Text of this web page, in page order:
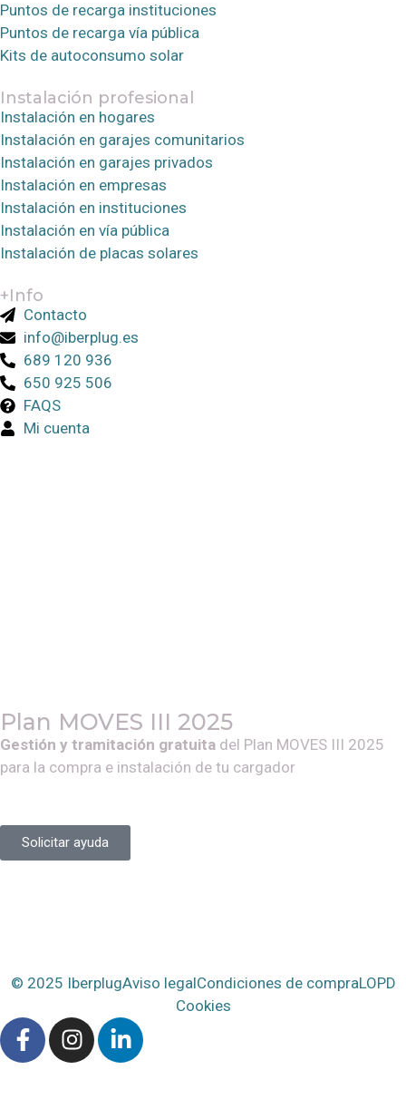
Puntos de recarga instituciones
Puntos de recarga vía pública
Kits de autoconsumo solar
Instalación profesional
Instalación en hogares
Instalación en garajes comunitarios
Instalación en garajes privados
Instalación en empresas
Instalación en instituciones
Instalación en vía pública
Instalación de placas solares
+Info
Contacto
info@iberplug.es
689 120 936
650 925 506
FAQS
Mi cuenta
Plan MOVES III 2025
Gestión y tramitación gratuita del Plan MOVES III 2025
para la compra e instalación de tu cargador
Solicitar ayuda
© 2025 IberplugAviso legalCondiciones de compraLOPD
Cookies